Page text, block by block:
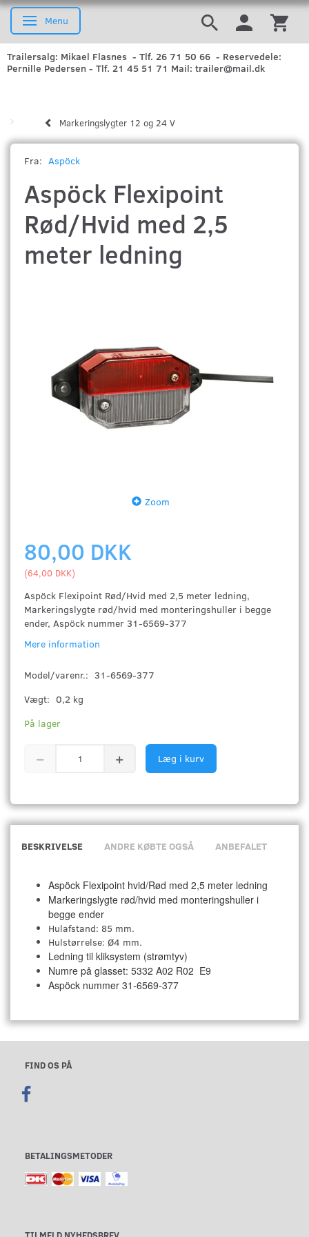
Skifte navigation
Menu
Trailersalg: Mikael Flasnes - Tlf. 26 71 50 66 - Reservedele:
Pernille Pedersen - Tlf. 21 45 51 71 Mail: trailer@mail.dk
Markeringslygter 12 og 24 V
Fra: Aspöck
Aspöck Flexipoint
Rød/Hvid med 2,5
meter ledning
Zoom
80,00 DKK
(64,00 DKK)
Aspöck Flexipoint Rød/Hvid med 2,5 meter ledning,
Markeringslygte rød/hvid med monteringshuller i begge
ender, Aspöck nummer 31-6569-377
Mere information
Model/varenr.: 31-6569-377
Vægt: 0,2 kg
På lager
Læg i kurv
BESKRIVELSE ANDRE KØBTE OGSÅ ANBEFALET
Aspöck Flexipoint hvid/Rød med 2,5 meter ledning
Markeringslygte rød/hvid med monteringshuller i
begge ender
Hulafstand: 85 mm.
Hulstørrelse: Ø4 mm.
Ledning til kliksystem (strømtyv)
Numre på glasset: 5332 A02 R02 E9
Aspöck nummer 31-6569-377
FIND OS PÅ
BETALINGSMETODER